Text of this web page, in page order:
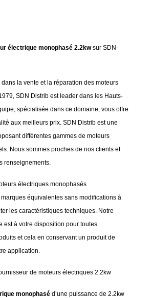
électrique monophasé 2.2kwsur SDN-
la vente et la réparation des moteurs
SDN Distrib est leader dans les Hauts-
spécialisée dans ce domaine, vous offre
aux meilleurs prix. SDN Distrib est une
différentes gammes de moteurs
Nous sommes proches de nos clients et
renseignements.
électriques monophasés
équivalentes sans modifications à
les caractéristiques techniques. Notre
est à votre disposition pour toutes
et cela en conservant un produit de
application.
de moteurs électriques 2.2kw
monophasé d’une puissance de 2.2kw